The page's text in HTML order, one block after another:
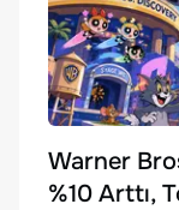
Warner
%10 Arttı,